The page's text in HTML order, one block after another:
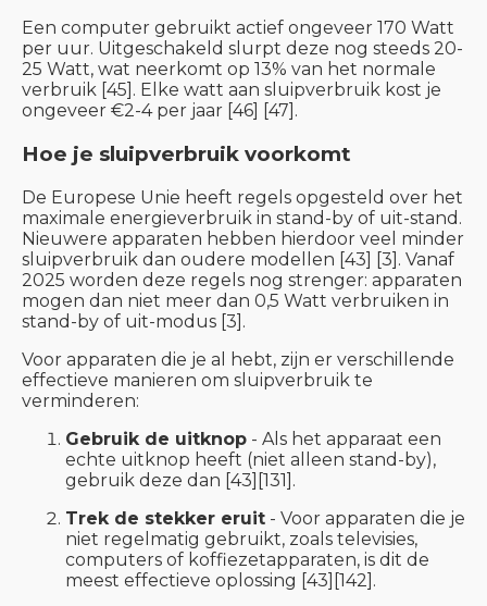
Een computer gebruikt actief ongeveer 170 Watt
per uur. Uitgeschakeld slurpt deze nog steeds 20-
25 Watt, wat neerkomt op 13% van het normale
verbruik [45]. Elke watt aan sluipverbruik kost je
ongeveer €2-4 per jaar [46] [47].
Hoe je sluipverbruik voorkomt
De Europese Unie heeft regels opgesteld over het
maximale energieverbruik in stand-by of uit-stand.
Nieuwere apparaten hebben hierdoor veel minder
sluipverbruik dan oudere modellen [43] [3]. Vanaf
2025 worden deze regels nog strenger: apparaten
mogen dan niet meer dan 0,5 Watt verbruiken in
stand-by of uit-modus [3].
Voor apparaten die je al hebt, zijn er verschillende
effectieve manieren om sluipverbruik te
verminderen:
Gebruik de uitknop - Als het apparaat een
echte uitknop heeft (niet alleen stand-by),
gebruik deze dan [43][131].
Trek de stekker eruit - Voor apparaten die je
niet regelmatig gebruikt, zoals televisies,
computers of koffiezetapparaten, is dit de
meest effectieve oplossing [43][142].